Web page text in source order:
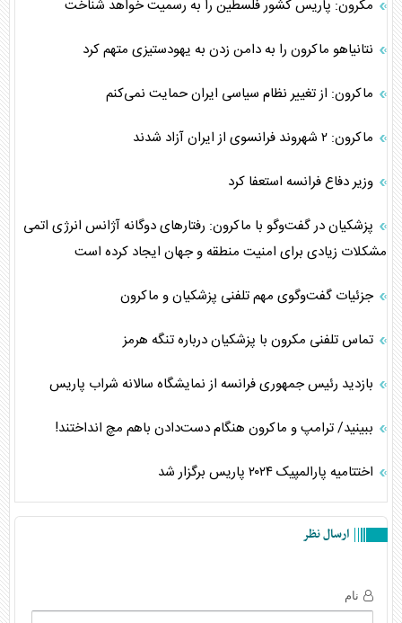
مکرون: پاریس کشور فلسطین را به رسمیت خواهد شناخت
نتانیاهو ماکرون را به دامن زدن به یهودستیزی متهم کرد
ماکرون: از تغییر نظام سیاسی ایران حمایت نمی‌کنم
ماکرون: ۲ شهروند فرانسوی از ایران آزاد شدند
وزیر دفاع فرانسه استعفا کرد
پزشکیان در گفت‌و‌گو با ماکرون: رفتار‌های دوگانه آژانس انرژی اتمی
مشکلات زیادی برای امنیت منطقه و جهان ایجاد کرده است
جزئیات گفت‌وگوی مهم تلفنی پزشکیان و ماکرون
تماس تلفنی مکرون با پزشکیان درباره تنگه هرمز
بازدید رئیس جمهوری فرانسه از نمایشگاه سالانه شراب پاریس
ببینید/ ترامپ و ماکرون هنگام دست‌دادن باهم مچ انداختند!
اختتامیه پارالمپیک ۲۰۲۴ پاریس برگزار شد
ارسال نظر
نام